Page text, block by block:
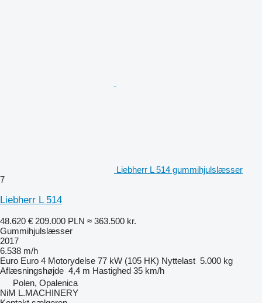
Liebherr L 514 gummihjulslæsser
7
Liebherr L 514
48.620 € 209.000 PLN ≈ 363.500 kr.
Gummihjulslæsser
2017
6.538 m/h
Euro Euro 4 Motorydelse 77 kW (105 HK) Nyttelast 5.000 kg
Aflæsningshøjde 4,4 m Hastighed 35 km/h
Polen, Opalenica
NiM L.MACHINERY